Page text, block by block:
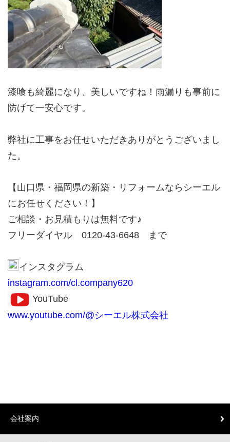
漆喰も綺麗になり、美しいですね！雨漏りも事前に
防げて一安心です。
弊社に工事をお任せいただきありがとうございまし
た。
【山口県・福岡県の新築・リフォームならシーエル
にお任せください！】
ご相談・お見積もりは無料です♪
フリーダイヤル 0120-43-6648 まで
インスタグラム
instagram.com/cl.company620
YouTube
www.youtube.com/@シーエル株式会社
会社案内